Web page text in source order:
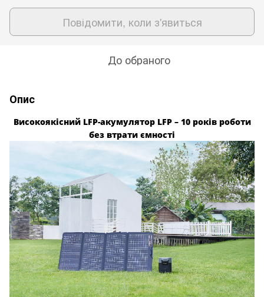
Повідомити, коли з'явиться
До обраного
Опис
Високоякісний LFP-акумулятор LFP – 10 років роботи
без втрати ємності